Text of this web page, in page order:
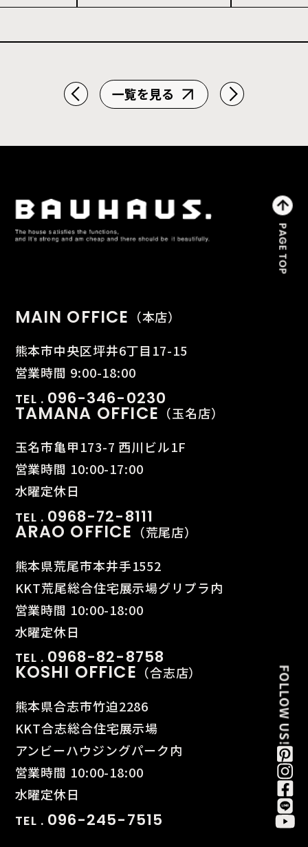
一覧を見る
MAIN OFFICE （本店）
熊本市中央区坪井6丁目17-15
営業時間 9:00-18:00
TEL . 096-346-0230
TAMANA OFFICE （玉名店）
玉名市亀甲173-7 西川ビル1F
営業時間 10:00-17:00
水曜定休日
TEL . 0968-72-8111
ARAO OFFICE （荒尾店）
熊本県荒尾市本井手1552
KKT荒尾総合住宅展示場グリプラ内
営業時間 10:00-18:00
水曜定休日
TEL . 0968-82-8758
KOSHI OFFICE （合志店）
熊本県合志市竹迫2286
KKT合志総合住宅展示場
アンビーハウジングパーク内
営業時間 10:00-18:00
水曜定休日
TEL . 096-245-7515